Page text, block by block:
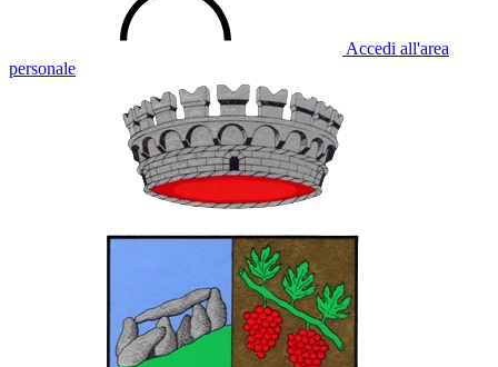
Accedi all'area
personale